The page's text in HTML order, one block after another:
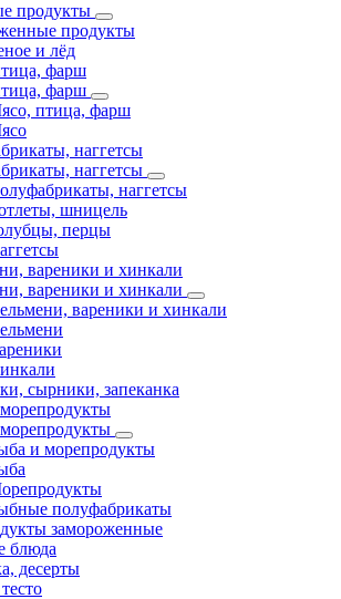
продукты
продукты
и лёд
фарш
фарш
птица, фарш
наггетсы
наггетсы
наггетсы
шницель
перцы
вареники и хинкали
вареники и хинкали
вареники и хинкали
сырники, запеканка
и морепродукты
полуфабрикаты
замороженные
блюда
десерты